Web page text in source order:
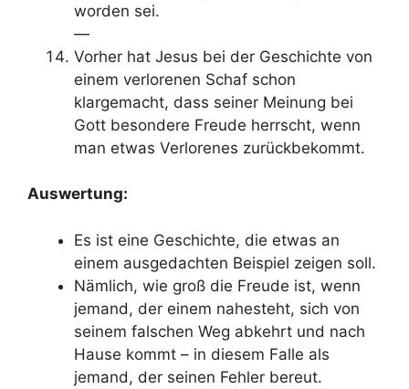
worden sei.
—
Vorher hat Jesus bei der Geschichte von
einem verlorenen Schaf schon
klargemacht, dass seiner Meinung bei
Gott besondere Freude herrscht, wenn
man etwas Verlorenes zurückbekommt.
Auswertung:
Es ist eine Geschichte, die etwas an
einem ausgedachten Beispiel zeigen soll.
Nämlich, wie groß die Freude ist, wenn
jemand, der einem nahesteht, sich von
seinem falschen Weg abkehrt und nach
Hause kommt – in diesem Falle als
jemand, der seinen Fehler bereut.